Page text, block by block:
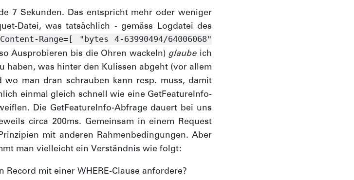
7 Sekunden. Das entspricht mehr oder weniger
Datei, was tatsächlich - gemäss Logdatei des
Content-Range=[ "bytes 4-63990494/64006068"
Ausprobieren bis die Ohren wackeln) glaube ich
haben, was hinter den Kulissen abgeht (vor allem
wo man dran schrauben kann resp. muss, damit
einmal gleich schnell wie eine GetFeatureInfo-
Die GetFeatureInfo-Abfrage dauert bei uns
circa 200ms. Gemeinsam in einem Request
mit anderen Rahmenbedingungen. Aber
man vielleicht ein Verständnis wie folgt:
mit einer WHERE-Clause anfordere?